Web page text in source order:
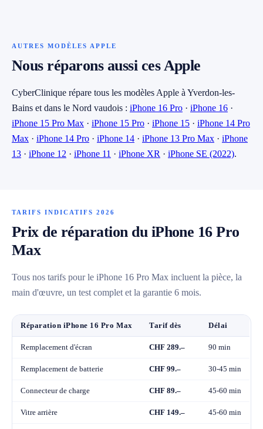
AUTRES MODÈLES APPLE
Nous réparons aussi ces Apple
CyberClinique répare tous les modèles Apple à Yverdon-les-
Bains et dans le Nord vaudois : iPhone 16 Pro · iPhone 16 ·
iPhone 15 Pro Max · iPhone 15 Pro · iPhone 15 · iPhone 14 Pro
Max · iPhone 14 Pro · iPhone 14 · iPhone 13 Pro Max · iPhone
13 · iPhone 12 · iPhone 11 · iPhone XR · iPhone SE (2022).
TARIFS INDICATIFS 2026
Prix de réparation du iPhone 16 Pro
Max
Tous nos tarifs pour le iPhone 16 Pro Max incluent la pièce, la
main d'œuvre, un test complet et la garantie 6 mois.
Réparation iPhone 16 Pro Max Tarif dès Délai
Remplacement d'écran CHF 289.– 90 min
Remplacement de batterie CHF 99.– 30-45 min
Connecteur de charge CHF 89.– 45-60 min
Vitre arrière CHF 149.– 45-60 min